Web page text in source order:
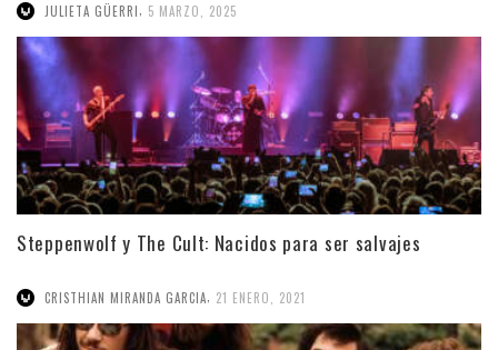
JULIETA GÜERRI 5 MARZO, 2025
Steppenwolf y The Cult: Nacidos para ser salvajes
CRISTHIAN MIRANDA GARCIA 21 ENERO, 2021